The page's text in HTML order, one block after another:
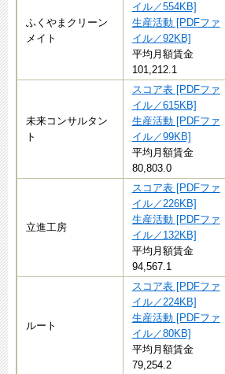
ふくやまクリーン
メイト
イル／554KB]
生産活動 [PDFファ
イル／92KB]
平均月額賃金
101,212.1
未来コンサルタン
ト
スコア表 [PDFファ
イル／615KB]
生産活動 [PDFファ
イル／99KB]
平均月額賃金
80,803.0
立進工房
スコア表 [PDFファ
イル／226KB]
生産活動 [PDFファ
イル／132KB]
平均月額賃金
94,567.1
ルート
スコア表 [PDFファ
イル／224KB]
生産活動 [PDFファ
イル／80KB]
平均月額賃金
79,254.2